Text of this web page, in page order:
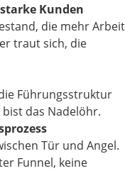
Kunden
die mehr Arbeit
traut sich, die
Führungsstruktur
das Nadelöhr.
Tür und Angel.
Funnel, keine